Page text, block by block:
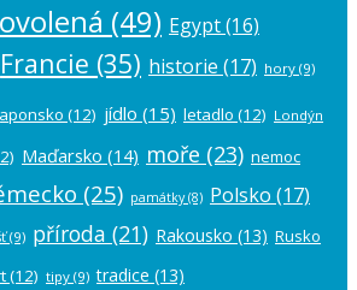
(49) Egypt(16)
Francie (35) historie (17) hory (9)
(12) jídlo (15) letadlo (12) Londýn
Maďarsko (14) moře (23) nemoc
(25) památky(8) Polsko (17)
(9) příroda (21) Rakousko (13) Rusko
(12) tipy (9) tradice (13)